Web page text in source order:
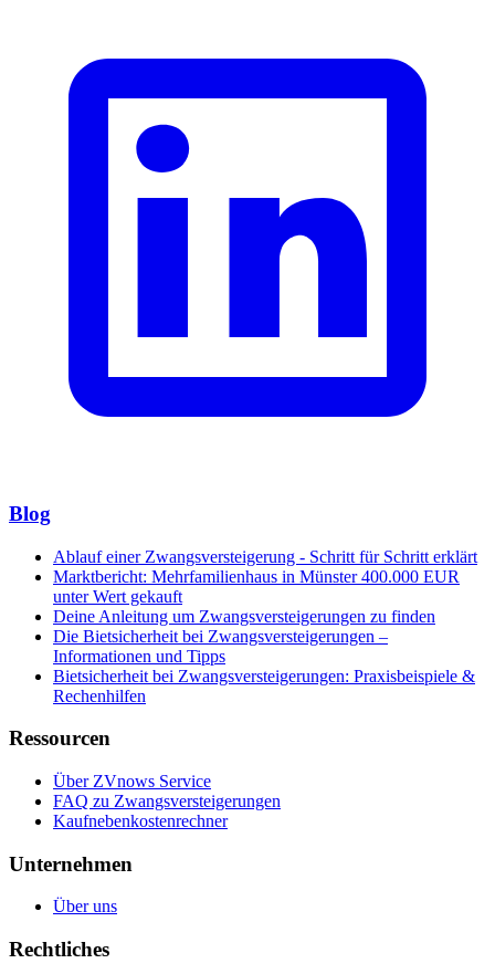
Blog
Ablauf einer Zwangsversteigerung - Schritt für Schritt erklärt
Marktbericht: Mehrfamilienhaus in Münster 400.000 EUR
unter Wert gekauft
Deine Anleitung um Zwangsversteigerungen zu finden
Die Bietsicherheit bei Zwangsversteigerungen –
Informationen und Tipps
Bietsicherheit bei Zwangsversteigerungen: Praxisbeispiele &
Rechenhilfen
Ressourcen
Über ZVnows Service
FAQ zu Zwangsversteigerungen
Kaufnebenkostenrechner
Unternehmen
Über uns
Rechtliches